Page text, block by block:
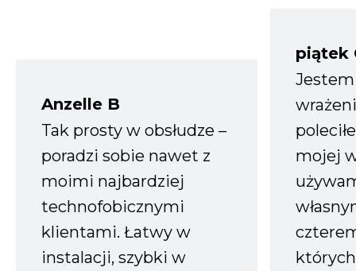
Anzelle B
Tak prosty w obsłudze –
poradzi sobie nawet z
moimi najbardziej
technofobicznymi
klientami. Łatwy w
instalacji, szybki w
piątek
mojej